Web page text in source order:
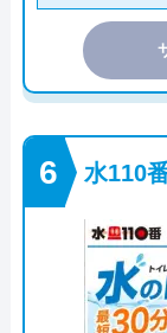
水110